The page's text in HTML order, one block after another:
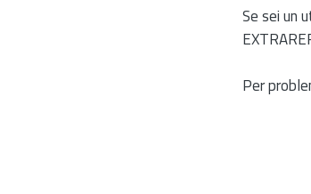
Se sei un
Per